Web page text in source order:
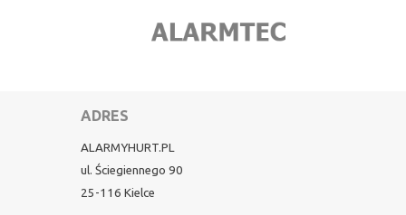
ADRES
ALARMYHURT.PL
ul. Ściegiennego 90
25-116 Kielce